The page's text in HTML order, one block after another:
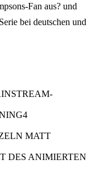
Fan aus? und
bei deutschen und
MATT
DES ANIMIERTEN